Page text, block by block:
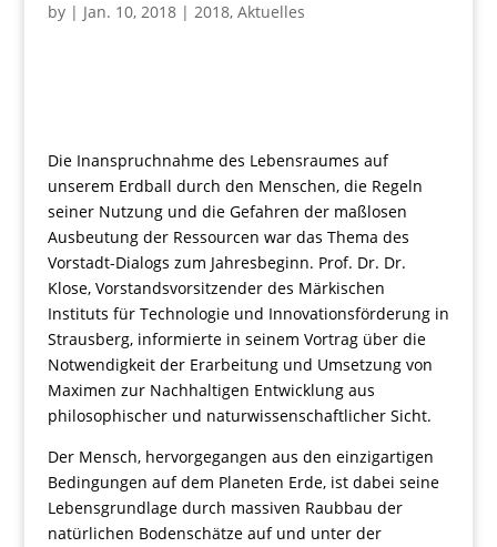
by | Jan. 10, 2018| 2018, Aktuelles
Die Inanspruchnahme des Lebensraumes auf
unserem Erdball durch den Menschen, die Regeln
seiner Nutzung und die Gefahren der maßlosen
Ausbeutung der Ressourcen war das Thema des
Vorstadt-Dialogs zum Jahresbeginn. Prof. Dr. Dr.
Klose, Vorstandsvorsitzender des Märkischen
Instituts für Technologie und Innovationsförderung in
Strausberg, informierte in seinem Vortrag über die
Notwendigkeit der Erarbeitung und Umsetzung von
Maximen zur Nachhaltigen Entwicklung aus
philosophischer und naturwissenschaftlicher Sicht.
Der Mensch, hervorgegangen aus den einzigartigen
Bedingungen auf dem Planeten Erde, ist dabei seine
Lebensgrundlage durch massiven Raubbau der
natürlichen Bodenschätze auf und unter der